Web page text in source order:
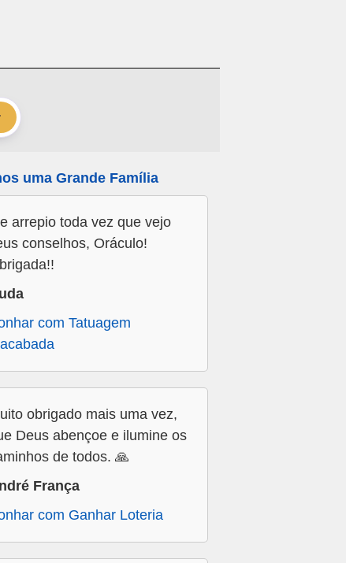
uma Grande Família
arrepio toda vez que vejo
conselhos, Oráculo!
com Tatuagem
obrigado mais uma vez,
Deus abençoe e ilumine os
de todos. 🙏
França
com Ganhar Loteria